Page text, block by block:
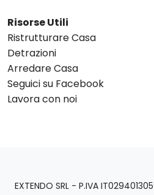
Risorse Utili
Ristrutturare Casa
Detrazioni
Arredare Casa
Seguici su Facebook
Lavora con noi
EXTENDO SRL - P.IVA